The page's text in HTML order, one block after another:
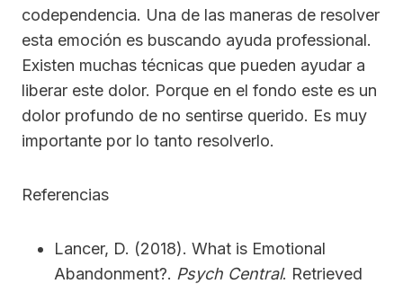
codependencia. Una de las maneras de resolver
esta emoción es buscando ayuda professional.
Existen muchas técnicas que pueden ayudar a
liberar este dolor. Porque en el fondo este es un
dolor profundo de no sentirse querido. Es muy
importante por lo tanto resolverlo.
Referencias
Lancer, D. (2018). What is Emotional
Abandonment?. Psych Central. Retrieved